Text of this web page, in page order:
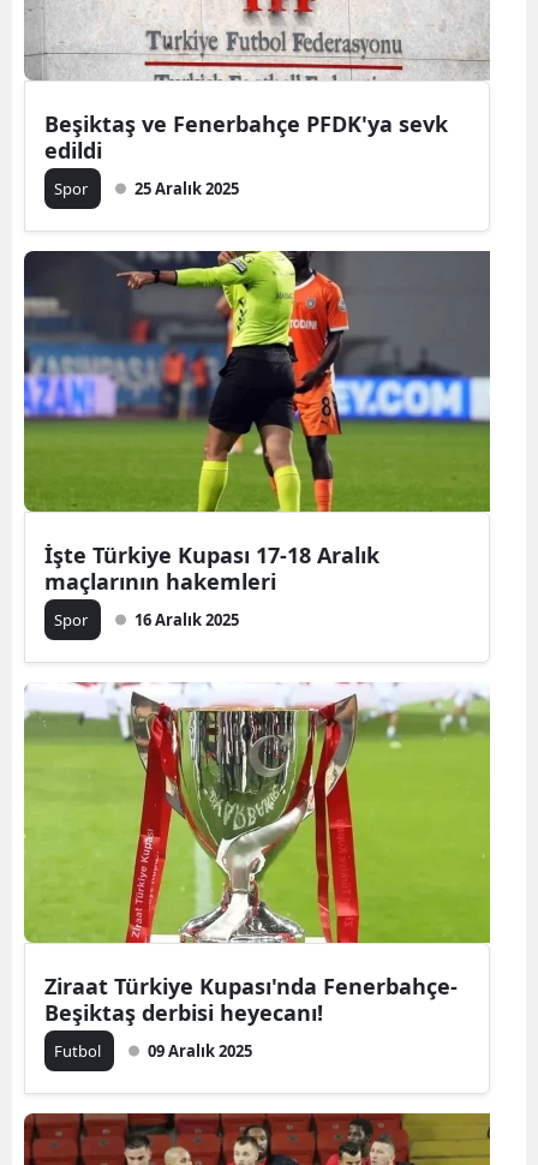
Beşiktaş ve Fenerbahçe PFDK'ya sevk
edildi
Spor 25 Aralık 2025
İşte Türkiye Kupası 17-18 Aralık
maçlarının hakemleri
Spor 16 Aralık 2025
Ziraat Türkiye Kupası'nda Fenerbahçe-
Beşiktaş derbisi heyecanı!
Futbol 09 Aralık 2025